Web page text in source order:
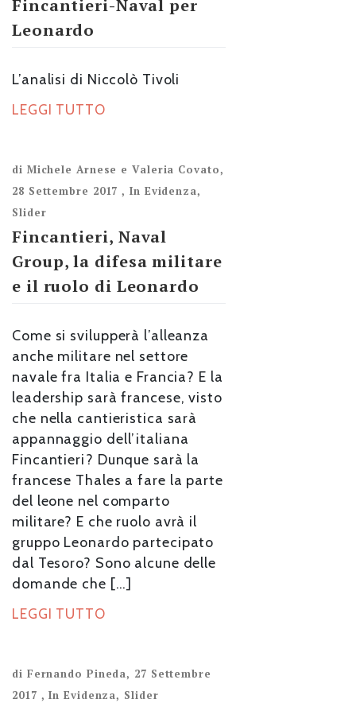
Fincantieri-Naval per
Leonardo
L’analisi di Niccolò Tivoli
LEGGI TUTTO
di Michele Arnese e Valeria Covato,
28 Settembre 2017 ,In Evidenza,
Slider
Fincantieri, Naval
Group, la difesa militare
e il ruolo di Leonardo
Come si svilupperà l’alleanza
anche militare nel settore
navale fra Italia e Francia? E la
leadership sarà francese, visto
che nella cantieristica sarà
appannaggio dell’italiana
Fincantieri? Dunque sarà la
francese Thales a fare la parte
del leone nel comparto
militare? E che ruolo avrà il
gruppo Leonardo partecipato
dal Tesoro? Sono alcune delle
domande che […]
LEGGI TUTTO
di Fernando Pineda, 27 Settembre
2017 ,In Evidenza, Slider